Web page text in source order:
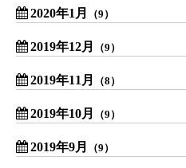
2020年1月 （9）
2019年12月 （9）
2019年11月 （8）
2019年10月 （9）
2019年9月 （9）